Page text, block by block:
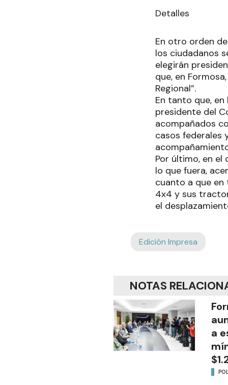
Detalles
En otro orden
los ciudadanos
elegirán
que, en
Regional”.
En tanto que,
presidente del
acompañados
casos federales
Por último, en
lo que fuera,
cuanto a que
4x4 y sus
el
Edición Impresa
NOTAS
a